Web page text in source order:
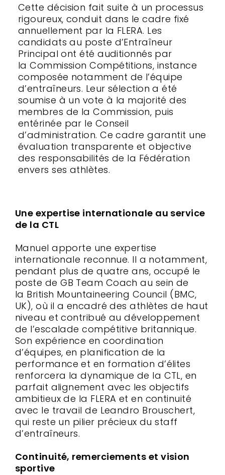
Cette décision fait suite à un processus
rigoureux, conduit dans le cadre fixé
annuellement par la FLERA. Les
candidats au poste d’Entraîneur
Principal ont été auditionnés par
la Commission Compétitions, instance
composée notamment de l’équipe
d’entraîneurs. Leur sélection a été
soumise à un vote à la majorité des
membres de la Commission, puis
entérinée par le Conseil
d’administration. Ce cadre garantit une
évaluation transparente et objective
des responsabilités de la Fédération
envers ses athlètes.
Une expertise internationale au service
de la CTL
Manuel apporte une expertise
internationale reconnue. Il a notamment,
pendant plus de quatre ans, occupé le
poste de GB Team Coach au sein de
la British Mountaineering Council (BMC,
UK), où il a encadré des athlètes de haut
niveau et contribué au développement
de l’escalade compétitive britannique.
Son expérience en coordination
d’équipes, en planification de la
performance et en formation d’élites
renforcera la dynamique de la CTL, en
parfait alignement avec les objectifs
ambitieux de la FLERA et en continuité
avec le travail de Leandro Brouschert,
qui reste un pilier précieux du staff
d’entraîneurs.
Continuité, remerciements et vision
sportive